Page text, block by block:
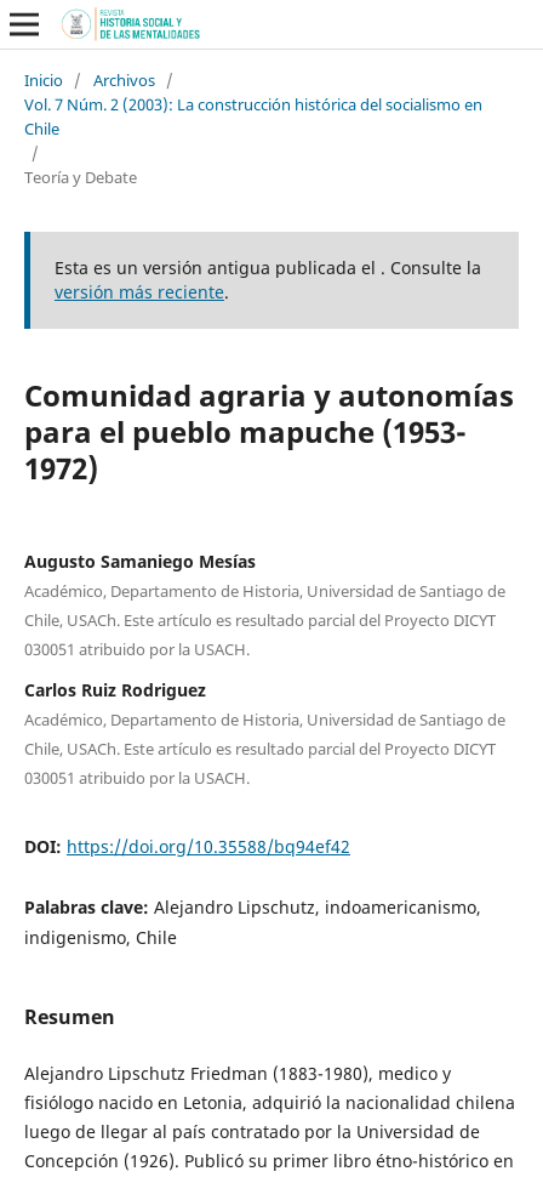
Inicio / Archivos /
Vol. 7 Núm. 2 (2003): La construcción histórica del socialismo en
Chile
/
Teoría y Debate
Esta es un versión antigua publicada el . Consulte la
versión más reciente.
Comunidad agraria y autonomías
para el pueblo mapuche (1953-
1972)
Augusto Samaniego Mesías
Académico, Departamento de Historia, Universidad de Santiago de
Chile, USACh. Este artículo es resultado parcial del Proyecto DICYT
030051 atribuido por la USACH.
Carlos Ruiz Rodriguez
Académico, Departamento de Historia, Universidad de Santiago de
Chile, USACh. Este artículo es resultado parcial del Proyecto DICYT
030051 atribuido por la USACH.
DOI: https://doi.org/10.35588/bq94ef42
Palabras clave: Alejandro Lipschutz, indoamericanismo,
indigenismo, Chile
Resumen
Alejandro Lipschutz Friedman (1883-1980), medico y
fisiólogo nacido en Letonia, adquirió la nacionalidad chilena
luego de llegar al país contratado por la Universidad de
Concepción (1926). Publicó su primer libro étno-histórico en